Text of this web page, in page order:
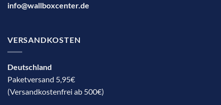
info@wallboxcenter.de
VERSANDKOSTEN
Deutschland
Paketversand 5,95€
(Versandkostenfrei ab 500€)